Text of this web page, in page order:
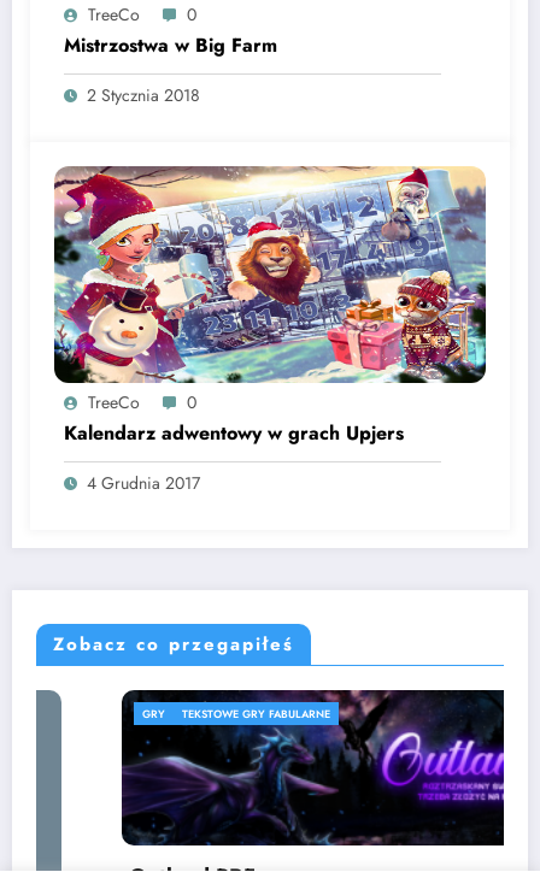
TreeCo 0
Mistrzostwa w Big Farm
2 Stycznia 2018
TreeCo 0
Kalendarz adwentowy w grach Upjers
4 Grudnia 2017
Zobacz co przegapiłeś
TEKSTOWE GRY FABULARNE